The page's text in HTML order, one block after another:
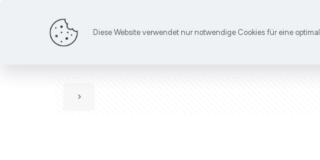
Diese Website verwendet nur notwendige Cookies für eine